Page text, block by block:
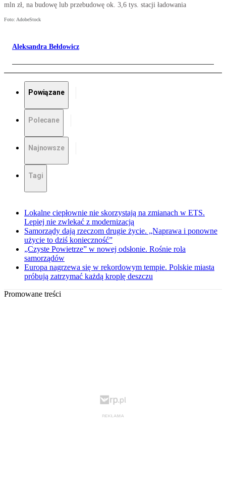
mln zł, na budowę lub przebudowę ok. 3,6 tys. stacji ładowania
Foto: AdobeStock
Aleksandra Bełdowicz
Powiązane
Polecane
Najnowsze
Tagi
Lokalne ciepłownie nie skorzystają na zmianach w ETS.
Lepiej nie zwlekać z modernizacją
Samorządy dają rzeczom drugie życie. „Naprawa i ponowne
użycie to dziś konieczność”
„Czyste Powietrze” w nowej odsłonie. Rośnie rola
samorządów
Europa nagrzewa się w rekordowym tempie. Polskie miasta
próbują zatrzymać każdą kroplę deszczu
Promowane treści